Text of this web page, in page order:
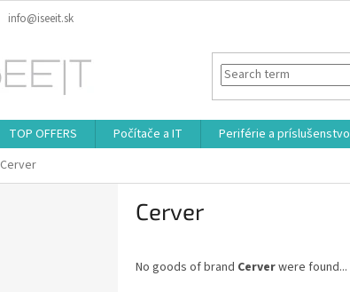
info@iseeit.sk
TOP OFFERS Počítače a IT Periférie a príslušenstvo
Cerver
Cerver
No goods of brand Cerverwere found...